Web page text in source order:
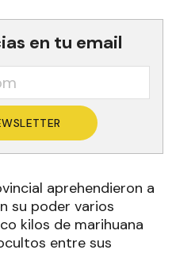
en tu email
aprehendieron a
su poder varios
kilos de marihuana
entre sus